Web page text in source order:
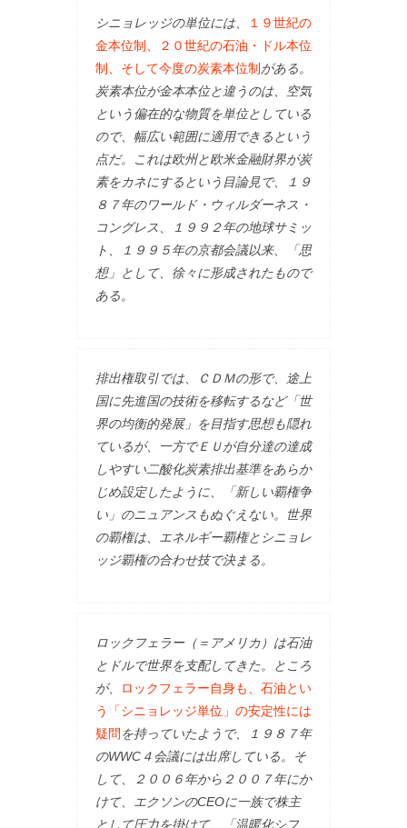
シニョレッジの単位には、
１９世紀の
金本位制、２０世紀の石油・ドル本位
制、そして今度の炭素本位制 がある。
炭素本位が金本本位と違うのは、空気
という偏在的な物質を単位としている
ので、幅広い範囲に適用できるという
点だ。これは欧州と欧米金融財界が炭
素をカネにするという目論見で、１９
８７年のワールド・ウィルダーネス・
コングレス、１９９２年の地球サミッ
ト、１９９５年の京都会議以来、「思
想」として、徐々に形成されたもので
ある。
排出権取引では、ＣＤＭの形で、途上
国に先進国の技術を移転するなど「世
界の均衡的発展」を目指す思想も隠れ
ているが、一方でＥＵが自分達の達成
しやすい二酸化炭素排出基準をあらか
じめ設定したように、「新しい覇権争
い」のニュアンスもぬぐえない。世界
の覇権は、エネルギー覇権とシニョレ
ッジ覇権の合わせ技で決まる。
ロックフェラー（＝アメリカ）は石油
とドルで世界を支配してきた。ところ
が、
ロックフェラー自身も、石油とい
う「シニョレッジ単位」の安定性には
疑問 を持っていたようで、１９８７年
のWWC４会議には出席している。そ
して、２００６年から２００７年にか
けて、エクソンのCEOに一族で株主
として圧力を掛けて、「温暖化シフ